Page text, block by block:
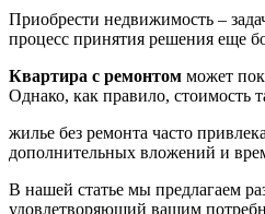
Приобрести недвижимость –
процесс принятия решения еще
Квартира с ремонтом может
Однако, как правило, стоимость
жилье без ремонта часто
дополнительных вложений и
В нашей статье мы предлагаем
удовлетворяющий вашим